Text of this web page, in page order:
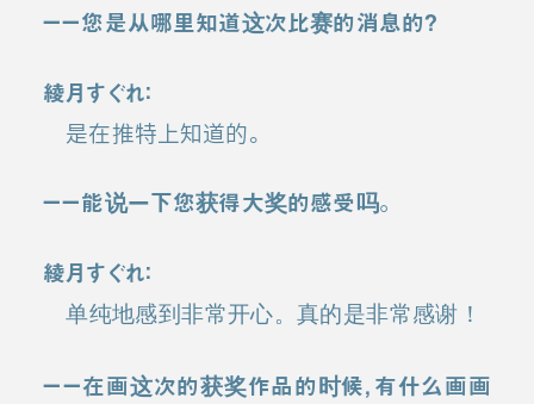
ーー您是从哪里知道这次比赛的消息的？
綾月すぐれ：
是在推特上知道的。
ーー能说一下您获得大奖的感受吗。
綾月すぐれ：
单纯地感到非常开心。真的是非常感谢！
ーー在画这次的获奖作品的时候，有什么画画